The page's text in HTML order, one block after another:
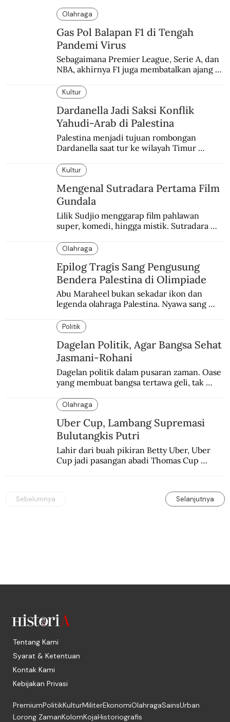
Olahraga
Gas Pol Balapan F1 di Tengah
Pandemi Virus
Sebagaimana Premier League, Serie A, dan
NBA, akhirnya F1 juga membatalkan ajang
enam dekade lampau.
Kultur
Dardanella Jadi Saksi Konflik
Yahudi-Arab di Palestina
Palestina menjadi tujuan rombongan
Dardanella saat tur ke wilayah Timur
ketegangan antara orang Yahudi dan
penduduk Arab.
Kultur
Mengenal Sutradara Pertama Film
Gundala
Lilik Sudjio menggarap film pahlawan
super, komedi, hingga mistik. Sutradara
Olahraga
Epilog Tragis Sang Pengusung
Bendera Palestina di Olimpiade
Abu Maraheel bukan sekadar ikon dan
legenda olahraga Palestina. Nyawa sang
memblokade Rafah.
Politik
Dagelan Politik, Agar Bangsa Sehat
Jasmani-Rohani
Dagelan politik dalam pusaran zaman. Oase
yang membuat bangsa tertawa geli, tak
Olahraga
Uber Cup, Lambang Supremasi
Bulutangkis Putri
Lahir dari buah pikiran Betty Uber, Uber
Cup jadi pasangan abadi Thomas Cup
Sebelumnya Selanjutnya
Tentang Kami
Syarat & Ketentuan
Kontak Kami
Kebijakan Privasi
PremiumPolitikKulturMiliterEkonomiOlahragaSainsUrban
Lorong ZamanKolomKojaHistoriografis